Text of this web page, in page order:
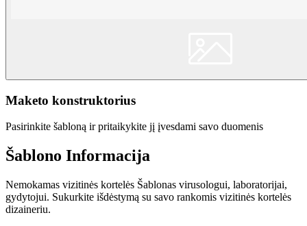
Maketo konstruktorius
Pasirinkite šabloną ir pritaikykite jį įvesdami savo duomenis
Šablono Informacija
Nemokamas vizitinės kortelės Šablonas virusologui, laboratorijai,
gydytojui. Sukurkite išdėstymą su savo rankomis vizitinės kortelės
dizaineriu.